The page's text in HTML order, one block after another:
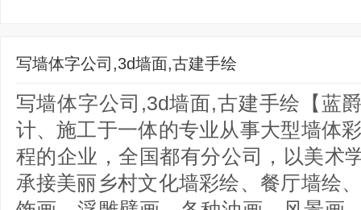
写墙体字公司,3d墙面,古建手绘
写墙体字公司,3d墙面,古建手绘【蓝
计、施工于一体的专业从事大型墙体
程的企业，全国都有分公司，以美术
承接美丽乡村文化墙彩绘、餐厅墙绘